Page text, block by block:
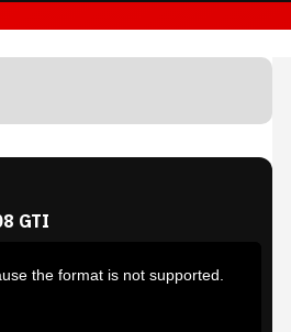
GTI
the format is not supported.